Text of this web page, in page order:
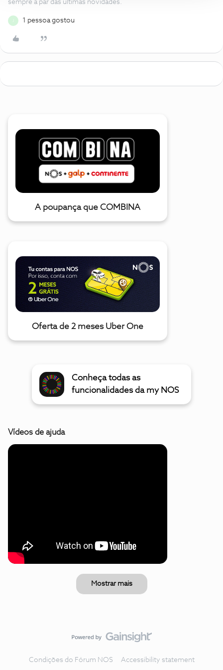
sempre a par das ultimas novidades.
1 pessoa gostou
A poupança que COMBINA
Oferta de 2 meses Uber One
Conheça todas as
funcionalidades da my NOS
Vídeos de ajuda
Mostrar mais
Condições do Fórum NOS Accessibility statement